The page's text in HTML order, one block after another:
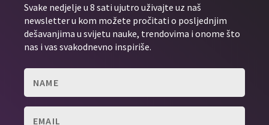
Svake nedjelje u 8 sati ujutro uživajte uz naš
newsletter u kom možete pročitati o posljednjim
dešavanjima u svijetu nauke, trendovima i onome što
nas i vas svakodnevno inspiriše.